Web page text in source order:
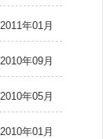
2011年01月
2010年09月
2010年05月
2010年01月